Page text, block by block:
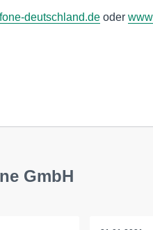
deutschland.de oder
GmbH